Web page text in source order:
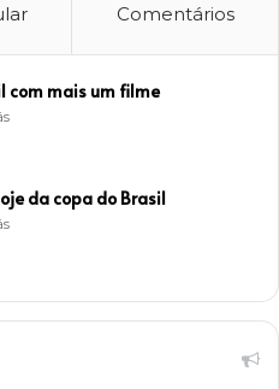
Comentários
com mais um filme
da copa do Brasil